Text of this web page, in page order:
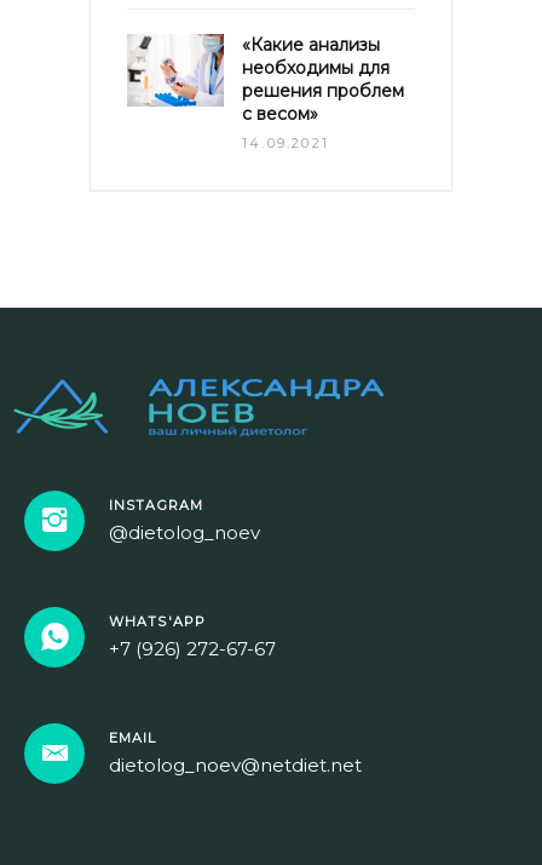
«Какие анализы
необходимы для
решения проблем
с весом»
14.09.2021
INSTAGRAM
@dietolog_noev
WHATS'APP
+7 (926) 272-67-67
EMAIL
dietolog_noev@netdiet.net